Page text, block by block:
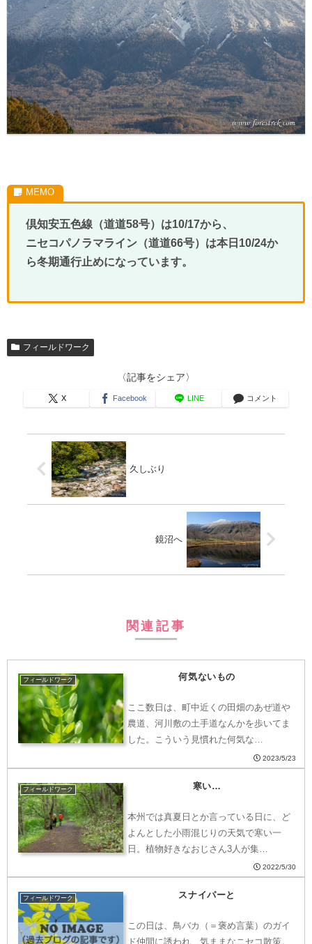
倶知安五色線（道道58号）は10/17から、
ニセコパノラマライン（道道66号）は本日10/24か
ら冬期通行止めになっています。
フィールドワーク
〈記事をシェア〉
X Facebook LINE コメント
久しぶり
鏡沼へ
関連記事
フィールドワーク 何気ないもの
ここ数日は、町中近くの田畑のあぜ道や
農道、河川敷の土手道なんかを歩いてま
した。こういう見慣れた何気な…
2023/5/23
フィールドワーク 寒い…
本州では真夏日とか言っている日に、ど
よんとした小雨混じりの天気で寒い一
日。植物好きなおじさん3人が集…
2022/5/30
フィールドワーク スナイパーと
この日は、鳥バカ（＝褒め言葉）のガイ
ド仲間に誘われ、気ままなニセコ散策。